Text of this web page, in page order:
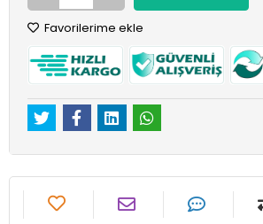
Favorilerime ekle